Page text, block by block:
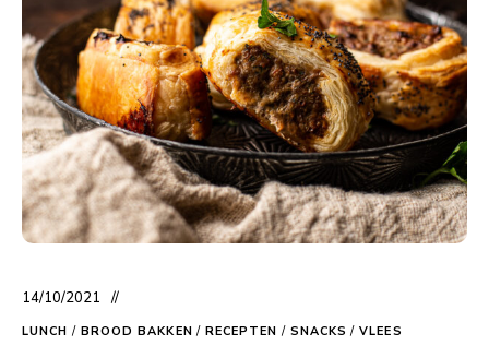
14/10/2021
LUNCH / BROOD BAKKEN / RECEPTEN / SNACKS / VLEES